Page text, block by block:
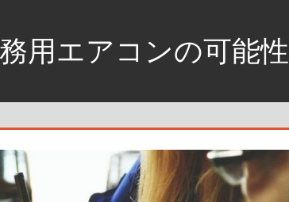
用エアコンの可能性